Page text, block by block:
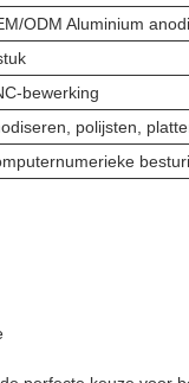
ODM Aluminium
bewerking
polijsten,